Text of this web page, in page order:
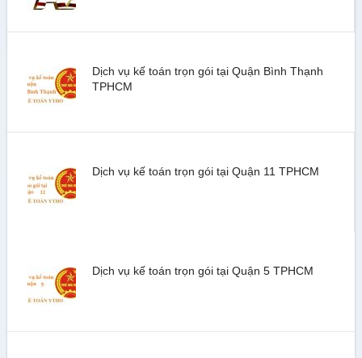
Dịch vụ kế toán trọn gói tại Quận Bình Thạnh
TPHCM
Dịch vụ kế toán trọn gói tại Quận 11 TPHCM
Dịch vụ kế toán trọn gói tại Quận 5 TPHCM